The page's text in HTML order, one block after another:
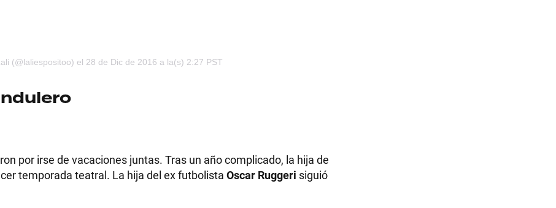
(@laliespositoo) el 28 de Dic de 2016 a la(s) 2:27 PST
por irse de vacaciones juntas. Tras un año complicado, la hija de
temporada teatral. La hija del ex futbolista Oscar Ruggeri siguió